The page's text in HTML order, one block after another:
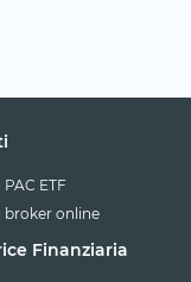
ETF
online
Finanziaria